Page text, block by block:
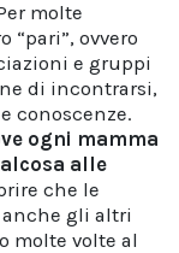
molte
“pari”, ovvero
e gruppi
di incontrarsi,
conoscenze.
ogni mamma
alle
che le
gli altri
molte volte al